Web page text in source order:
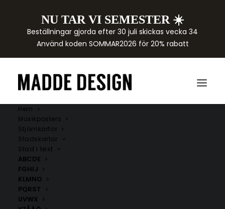
NU TAR VI SEMESTER ☀️
Beställningar gjorda efter 30 juli skickas vecka 34
Använd koden SOMMAR2026 för 20% rabatt
Hem
Musikposters
Stjärnkartor
Stadskartor
Stad i text
ABCDE
FGHIJ
KLMNO
PQRST
UVWX